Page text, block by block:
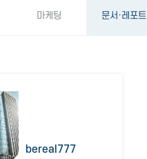
마케팅 문서·레포트
bereal777